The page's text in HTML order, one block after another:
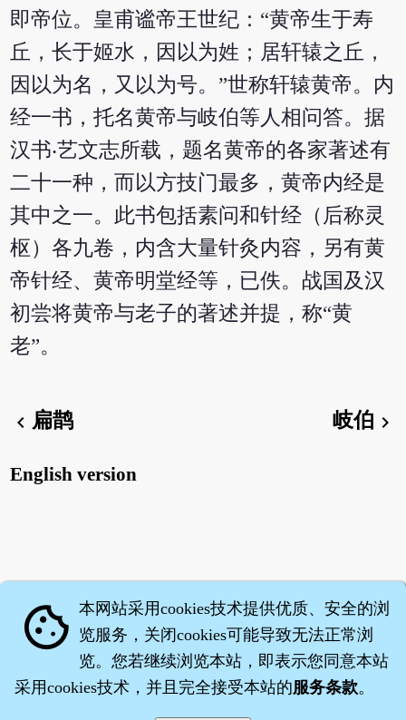
即帝位。皇甫谧帝王世纪：“黄帝生于寿
丘，长于姬水，因以为姓；居轩辕之丘，
因以为名，又以为号。”世称轩辕黄帝。内
经一书，托名黄帝与岐伯等人相问答。据
汉书‧艺文志所载，题名黄帝的各家著述有
二十一种，而以方技门最多，黄帝内经是
其中之一。此书包括素问和针经（后称灵
枢）各九卷，内含大量针灸内容，另有黄
帝针经、黄帝明堂经等，已佚。战国及汉
初尝将黄帝与老子的著述并提，称“黄
老”。
chevron_left扁鹊 岐伯 chevron_right
English version
cookie 本网站采用cookies技术提供优质、安全的浏
览服务，关闭cookies可能导致无法正常浏
览。您若继续浏览本站，即表示您同意本站
采用cookies技术，并且完全接受本站的服务条款。